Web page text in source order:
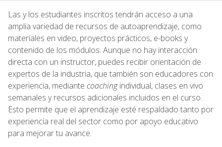
Las y los estudiantes inscritos tendrán acceso a una
amplia variedad de recursos de autoaprendizaje, como
materiales en video, proyectos prácticos, e-books y
contenido de los módulos. Aunque no hay interacción
directa con un instructor, puedes recibir orientación de
expertos de la industria, que también son educadores con
experiencia, mediante coachingindividual, clases en vivo
semanales y recursos adicionales incluidos en el curso.
Esto permite que el aprendizaje esté respaldado tanto por
experiencia real del sector como por apoyo educativo
para mejorar tu avance.